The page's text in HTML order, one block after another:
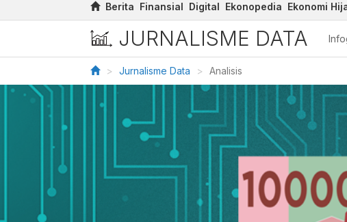
Berita Finansial Digital Ekonopedia Ekonomi
JURNALISME DATA
Jurnalisme Data Analisis